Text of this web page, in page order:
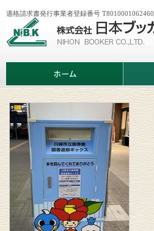
会
日
ッ
カ
ー
適格請求書発行事業者登録番号 T8010001062460
ム
ビ
案
内